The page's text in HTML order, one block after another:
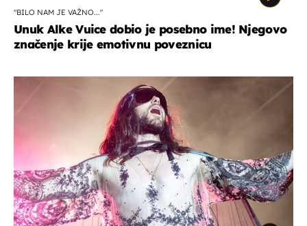
"BILO NAM JE VAŽNO..."
Unuk Alke Vuice dobio je posebno ime! Njegovo
značenje krije emotivnu poveznicu